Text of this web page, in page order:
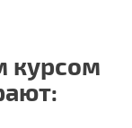
курсом